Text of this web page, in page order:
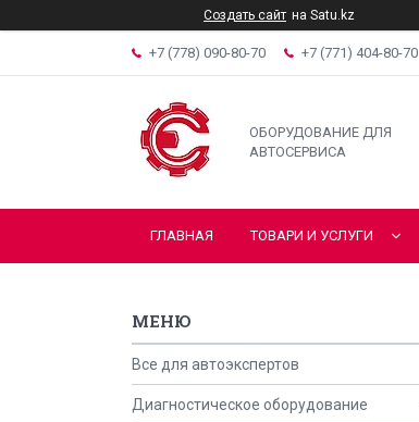
Создать сайт на Satu.kz
+7 (778) 090-80-70 +7 (771) 404-80-70
ОБОРУДОВАНИЕ ДЛЯ
АВТОСЕРВИСА
ГЛАВНАЯ ТОВАРИ И УСЛУГИ
Все для автоэкспертов
Диагностическое оборудование